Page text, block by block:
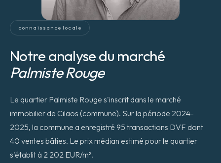
connaissance locale
Notre analyse du marché
Palmiste Rouge
Le quartier Palmiste Rouge s'inscrit dans le marché
immobilier de Cilaos (commune). Sur la période 2024-
2025, la commune a enregistré 95 transactions DVF dont
40 ventes bâties. Le prix médian estimé pour le quartier
s'établit à 2 202 EUR/m².